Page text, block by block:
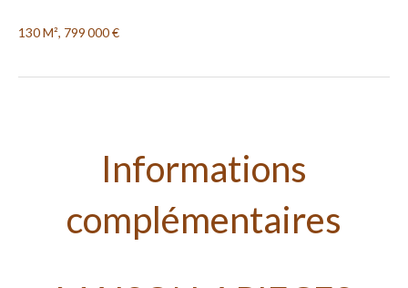
130 M², 799 000 €
Informations
complémentaires